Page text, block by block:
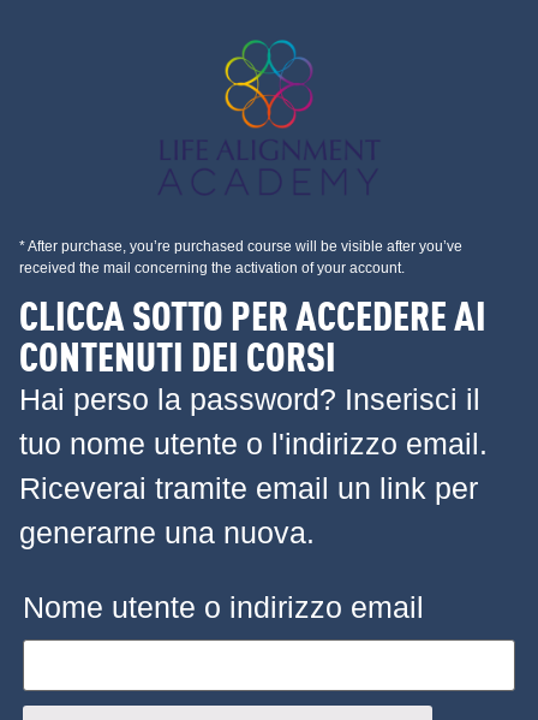
* After purchase, you’re purchased course will be visible after you’ve
received the mail concerning the activation of your account.
CLICCA SOTTO PER ACCEDERE AI
CONTENUTI DEI CORSI
Hai perso la password? Inserisci il
tuo nome utente o l'indirizzo email.
Riceverai tramite email un link per
generarne una nuova.
Nome utente o indirizzo email